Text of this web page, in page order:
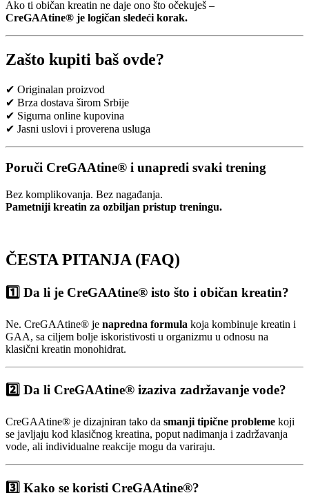
Ako ti običan kreatin ne daje ono što očekuješ –
CreGAAtine® je logičan sledeći korak.
Zašto kupiti baš ovde?
✔ Originalan proizvod
✔ Brza dostava širom Srbije
✔ Sigurna online kupovina
✔ Jasni uslovi i proverena usluga
Poruči CreGAAtine® i unapredi svaki trening
Bez komplikovanja. Bez nagađanja.
Pametniji kreatin za ozbiljan pristup treningu.
ČESTA PITANJA (FAQ)
1️⃣ Da li je CreGAAtine® isto što i običan kreatin?
Ne. CreGAAtine® je napredna formula koja kombinuje kreatin i
GAA, sa ciljem bolje iskoristivosti u organizmu u odnosu na
klasični kreatin monohidrat.
2️⃣ Da li CreGAAtine® izaziva zadržavanje vode?
CreGAAtine® je dizajniran tako da smanji tipične probleme koji
se javljaju kod klasičnog kreatina, poput nadimanja i zadržavanja
vode, ali individualne reakcije mogu da variraju.
3️⃣ Kako se koristi CreGAAtine®?